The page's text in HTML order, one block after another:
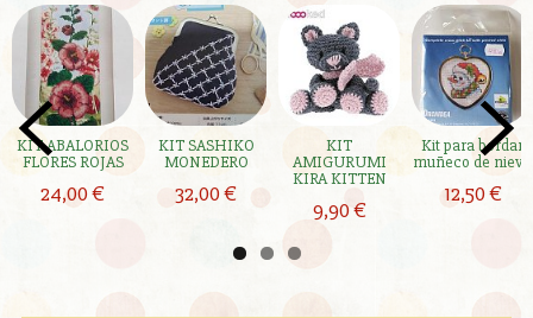
KIT ABALORIOS
FLORES ROJAS
24,00 €
KIT SASHIKO
MONEDERO
32,00 €
KIT
AMIGURUMI
KIRA KITTEN
9,90 €
Kit para bordar
muñeco de nieve
12,50 €